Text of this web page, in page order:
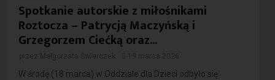
Spotkanie autorskie z miłośnikami
Roztocza – Patrycją Maczyńską i
Grzegorzem Ciećką oraz...
W środę (18 marca) w Oddziale dla Dzieci odbyło się